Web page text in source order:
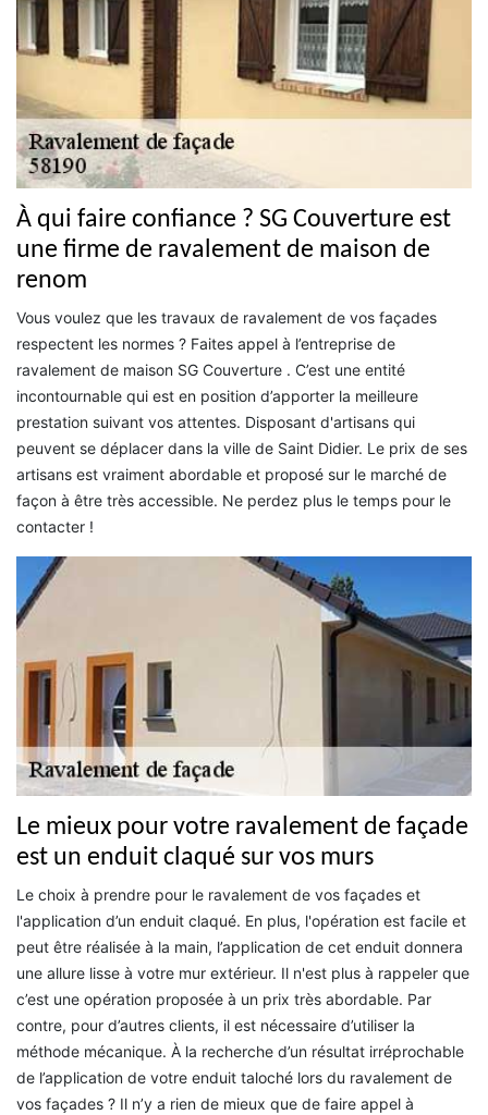
À qui faire confiance ? SG Couverture est
une firme de ravalement de maison de
renom
Vous voulez que les travaux de ravalement de vos façades
respectent les normes ? Faites appel à l’entreprise de
ravalement de maison SG Couverture . C’est une entité
incontournable qui est en position d’apporter la meilleure
prestation suivant vos attentes. Disposant d'artisans qui
peuvent se déplacer dans la ville de Saint Didier. Le prix de ses
artisans est vraiment abordable et proposé sur le marché de
façon à être très accessible. Ne perdez plus le temps pour le
contacter !
Le mieux pour votre ravalement de façade
est un enduit claqué sur vos murs
Le choix à prendre pour le ravalement de vos façades et
l'application d’un enduit claqué. En plus, l'opération est facile et
peut être réalisée à la main, l’application de cet enduit donnera
une allure lisse à votre mur extérieur. Il n'est plus à rappeler que
c’est une opération proposée à un prix très abordable. Par
contre, pour d’autres clients, il est nécessaire d’utiliser la
méthode mécanique. À la recherche d’un résultat irréprochable
de l’application de votre enduit taloché lors du ravalement de
vos façades ? Il n’y a rien de mieux que de faire appel à